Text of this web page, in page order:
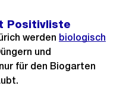
Positivliste
werden biologisch
und
für den Biogarten